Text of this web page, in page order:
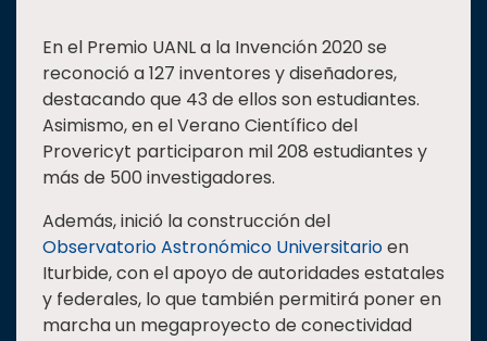
En el Premio UANL a la Invención 2020 se
reconoció a 127 inventores y diseñadores,
destacando que 43 de ellos son estudiantes.
Asimismo, en el Verano Científico del
Provericyt participaron mil 208 estudiantes y
más de 500 investigadores.
Además, inició la construcción del
Observatorio Astronómico Universitarioen
Iturbide, con el apoyo de autoridades estatales
y federales, lo que también permitirá poner en
marcha un megaproyecto de conectividad